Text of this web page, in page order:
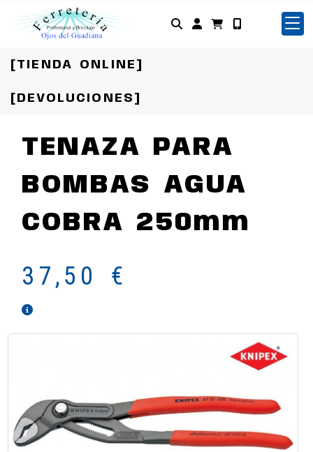
Identifícate
[TIENDA ONLINE]
[DEVOLUCIONES]
TENAZA PARA
BOMBAS AGUA
COBRA 250mm
37,50 €